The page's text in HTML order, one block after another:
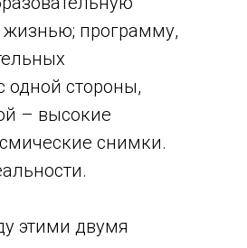
программу,
одной стороны,
– высокие
снимки.
этими двумя